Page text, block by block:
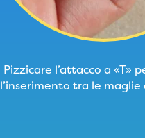
Pizzicare l’attacco a «T»
l’inserimento tra le maglie